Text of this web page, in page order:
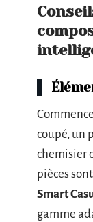
coupé, un
chemisier
pièces
Smart
gamme